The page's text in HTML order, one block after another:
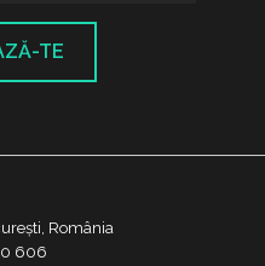
TE
România
606